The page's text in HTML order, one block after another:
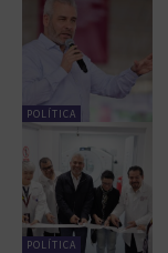
POLÍTICA
POLÍTICA